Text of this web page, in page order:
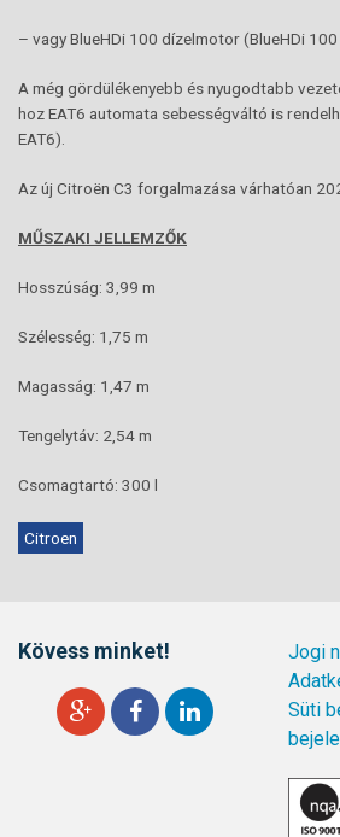
– vagy BlueHDi 100 dízelmotor (BlueHDi 100
A még gördülékenyebb és nyugodtabb
hoz EAT6 automata sebességváltó is
EAT6).
Az új Citroën C3 forgalmazása várhatóan
MŰSZAKI JELLEMZŐK
Hosszúság: 3,99 m
Szélesség: 1,75 m
Magasság: 1,47 m
Tengelytáv: 2,54 m
Csomagtartó: 300 l
Citroen
Kövess minket!
Jogi
Süti